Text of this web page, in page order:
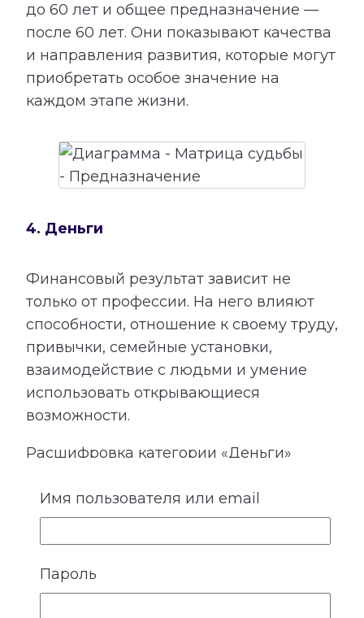
до 60 лет и общее предназначение —
после 60 лет. Они показывают качества
и направления развития, которые могут
приобретать особое значение на
каждом этапе жизни.
4. Деньги
Финансовый результат зависит не
только от профессии. На него влияют
способности, отношение к своему труду,
привычки, семейные установки,
взаимодействие с людьми и умение
использовать открывающиеся
возможности.
Расшифровка категории «Деньги»
деятельности, качества, необходимые
для успеха, возможные причины
лишних расходов, внутренние
препятствия для заработка и условия
более устойчивого денежного потока.
Имя пользователя или email
Пароль